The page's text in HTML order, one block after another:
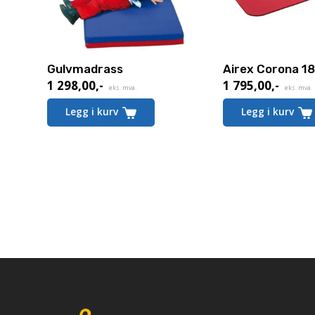
Gulvmadrass
1 298,00,- eks. mva.
Legg i kurv
Airex Corona
1 795,00,- eks. mva.
Legg i kurv